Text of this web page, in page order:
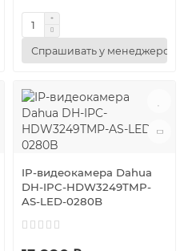
Спрашивать у менеджеров
IP-видеокамера Dahua
DH-IPC-HDW3249TMP-
AS-LED-0280B